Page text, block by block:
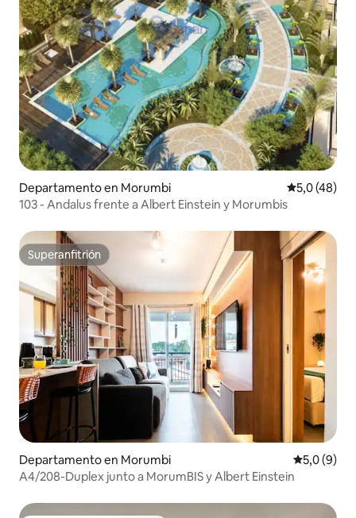
Departamento en Morumbi Calificación
5,0 (48)
103 - Andalus frente a Albert Einstein y Morumbis
Superanfitrión
Superanfitrión
Departamento en Morumbi
5,0 (9)
A4/208-Duplex junto a MorumBIS y Albert Einstein